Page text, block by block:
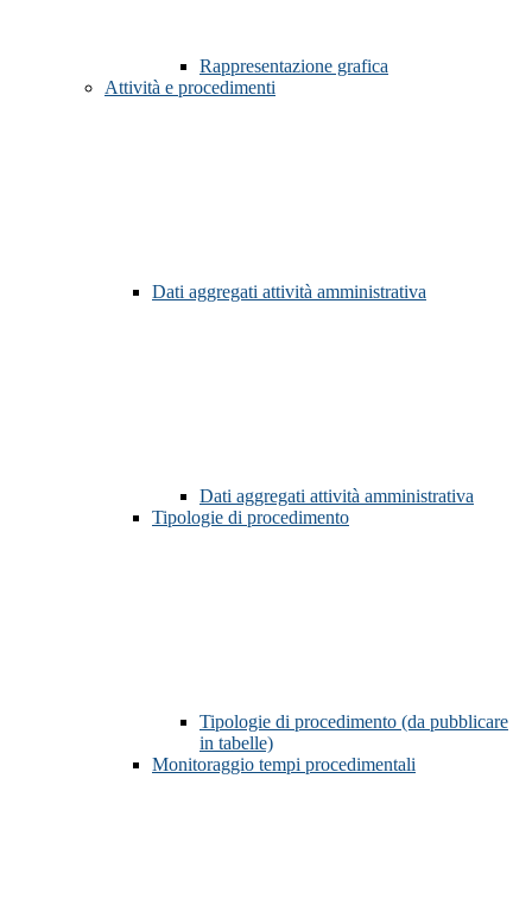
Rappresentazione grafica
Attività e procedimenti
Dati aggregati attività amministrativa
Dati aggregati attività amministrativa
Tipologie di procedimento
Tipologie di procedimento (da pubblicare
in tabelle)
Monitoraggio tempi procedimentali